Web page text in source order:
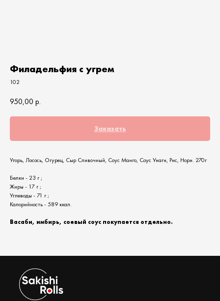
Филадельфия с угрем
102
950,00 р.
Заказать
Угорь, Лосось, Огурец, Сыр Сливочный, Соус Манго, Соус Унаги, Рис, Нори. 270г
Белки - 23 г ;
Жиры - 17 г ;
Углеводы - 71 г ;
Калорийность - 589 ккал.
Васаби, имбирь, соевый соус покупается отдельно.